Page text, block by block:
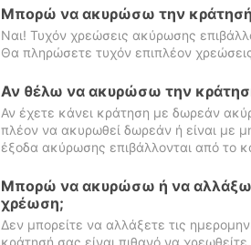
Μπορώ να ακυρώσω την
Ναι! Τυχόν χρεώσεις ακύρωσης
Θα πληρώσετε τυχόν επιπλέον
Αν θέλω να ακυρώσω την
Αν έχετε κάνει κράτηση με δωρεάν
πλέον να ακυρωθεί δωρεάν ή είναι με
έξοδα ακύρωσης επιβάλλονται από το
Μπορώ να ακυρώσω ή να αλλάξω
χρέωση;
Δεν μπορείτε να αλλάξετε τις
κράτησή σας είναι πιθανό να